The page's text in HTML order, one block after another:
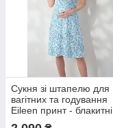
Сукня зі штапелю для
вагітних та годування
Eileen принт - блакитні